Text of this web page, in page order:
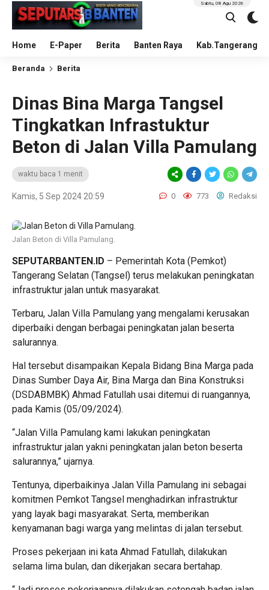
Home E-Paper Berita Banten Raya Kab.Tangerang
Sabtu, 08 Agu 2026
Beranda Berita
Dinas Bina Marga Tangsel
Tingkatkan Infrastuktur
Beton di Jalan Villa Pamulang
waktu baca 1 menit
Kamis, 5 Sep 2024 20:59 0 773 Redaksi
Jalan Beton di Villa Pamulang.
SEPUTARBANTEN.ID – Pemerintah Kota (Pemkot)
Tangerang Selatan (Tangsel) terus melakukan peningkatan
infrastruktur jalan untuk masyarakat.
Terbaru, Jalan Villa Pamulang yang mengalami kerusakan
diperbaiki dengan berbagai peningkatan jalan beserta
salurannya.
Hal tersebut disampaikan Kepala Bidang Bina Marga pada
Dinas Sumber Daya Air, Bina Marga dan Bina Konstruksi
(DSDABMBK) Ahmad Fatullah usai ditemui di ruangannya,
pada Kamis (05/09/2024).
“Jalan Villa Pamulang kami lakukan peningkatan
infrastruktur jalan yakni peningkatan jalan beton beserta
salurannya,” ujarnya.
Tentunya, diperbaikinya Jalan Villa Pamulang ini sebagai
komitmen Pemkot Tangsel menghadirkan infrastruktur
yang layak bagi masyarakat. Serta, memberikan
kenyamanan bagi warga yang melintas di jalan tersebut.
Proses pekerjaan ini kata Ahmad Fatullah, dilakukan
selama lima bulan, dan dikerjakan secara bertahap.